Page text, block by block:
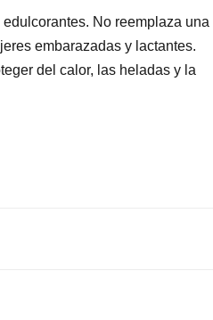
No reemplaza una
embarazadas y lactantes.
del calor, las heladas y la